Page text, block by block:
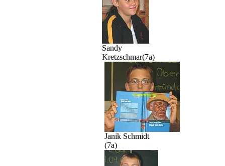
Sandy
Kretzschmar(7a)
Janik Schmidt
(7a)